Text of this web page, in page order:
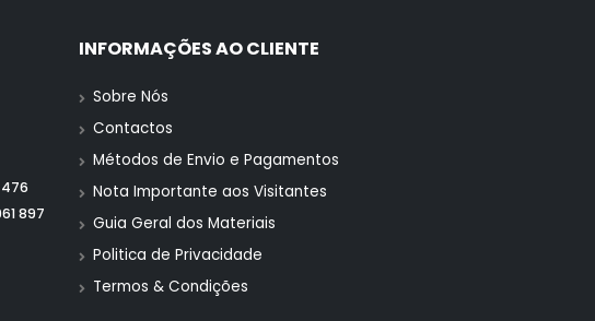
897
INFORMAÇÕES AO CLIENTE
Sobre Nós
Contactos
Métodos de Envio e Pagamentos
Nota Importante aos Visitantes
Guia Geral dos Materiais
Politica de Privacidade
Termos & Condições